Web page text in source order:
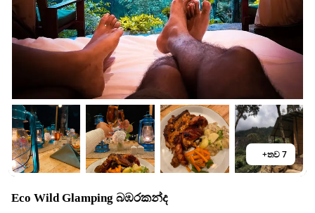
+තව 7
Eco Wild Glamping බඹරකන්ද